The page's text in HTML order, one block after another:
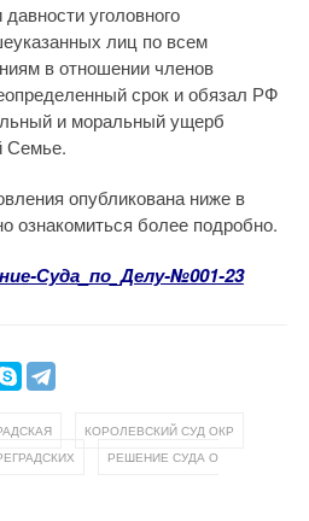
уголовного
лиц по всем
в отношении членов
срок и обязал РФ
и моральный ущерб
Семье.
опубликована ниже в
ознакомиться более подробно.
Суда_по_Делу-№001-23
КОРОЛЕВСКИЙ СУД ОКР
РЕШЕНИЕ СУДА О